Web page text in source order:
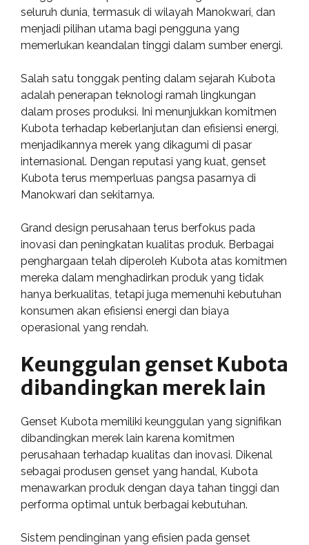
seluruh dunia, termasuk di wilayah Manokwari, dan
menjadi pilihan utama bagi pengguna yang
memerlukan keandalan tinggi dalam sumber energi.
Salah satu tonggak penting dalam sejarah Kubota
adalah penerapan teknologi ramah lingkungan
dalam proses produksi. Ini menunjukkan komitmen
Kubota terhadap keberlanjutan dan efisiensi energi,
menjadikannya merek yang dikagumi di pasar
internasional. Dengan reputasi yang kuat, genset
Kubota terus memperluas pangsa pasarnya di
Manokwari dan sekitarnya.
Grand design perusahaan terus berfokus pada
inovasi dan peningkatan kualitas produk. Berbagai
penghargaan telah diperoleh Kubota atas komitmen
mereka dalam menghadirkan produk yang tidak
hanya berkualitas, tetapi juga memenuhi kebutuhan
konsumen akan efisiensi energi dan biaya
operasional yang rendah.
Keunggulan genset Kubota
dibandingkan merek lain
Genset Kubota memiliki keunggulan yang signifikan
dibandingkan merek lain karena komitmen
perusahaan terhadap kualitas dan inovasi. Dikenal
sebagai produsen genset yang handal, Kubota
menawarkan produk dengan daya tahan tinggi dan
performa optimal untuk berbagai kebutuhan.
Sistem pendinginan yang efisien pada genset